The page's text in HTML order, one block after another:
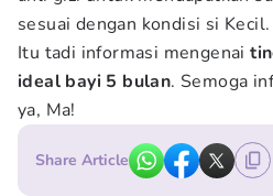
sesuai dengan kondisi si Kecil.
Itu tadi informasi mengenai
ideal bayi 5 bulan. Semoga
ya, Ma!
Share Article